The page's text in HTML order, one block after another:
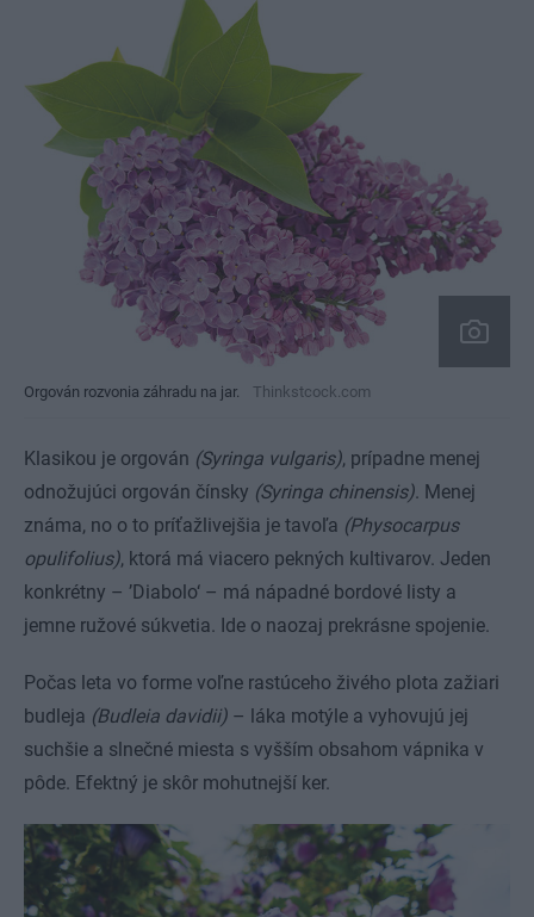
Orgován rozvonia záhradu na jar. Thinkstcock.com
Klasikou je orgován (Syringa vulgaris), prípadne menej
odnožujúci orgován čínsky (Syringa chinensis). Menej
známa, no o to príťažlivejšia je tavoľa (Physocarpus
opulifolius), ktorá má viacero pekných kultivarov. Jeden
konkrétny – ’Diabolo‘ – má nápadné bordové listy a
jemne ružové súkvetia. Ide o naozaj prekrásne spojenie.
Počas leta vo forme voľne rastúceho živého plota zažiari
budleja (Budleia davidii) – láka motýle a vyhovujú jej
suchšie a slnečné miesta s vyšším obsahom vápnika v
pôde. Efektný je skôr mohutnejší ker.